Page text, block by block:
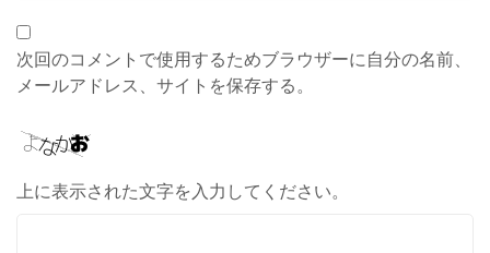
次回のコメントで使用するためブラウザーに自分の名前、
メールアドレス、サイトを保存する。
上に表示された文字を入力してください。